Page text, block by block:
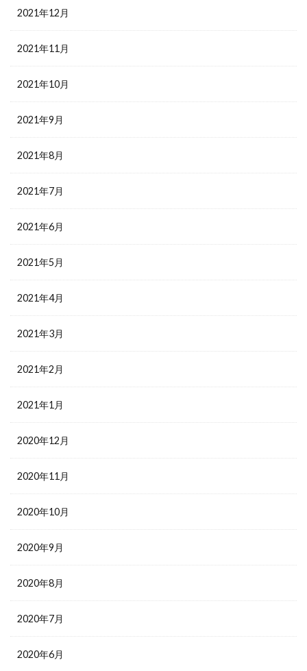
2021年12月
2021年11月
2021年10月
2021年9月
2021年8月
2021年7月
2021年6月
2021年5月
2021年4月
2021年3月
2021年2月
2021年1月
2020年12月
2020年11月
2020年10月
2020年9月
2020年8月
2020年7月
2020年6月